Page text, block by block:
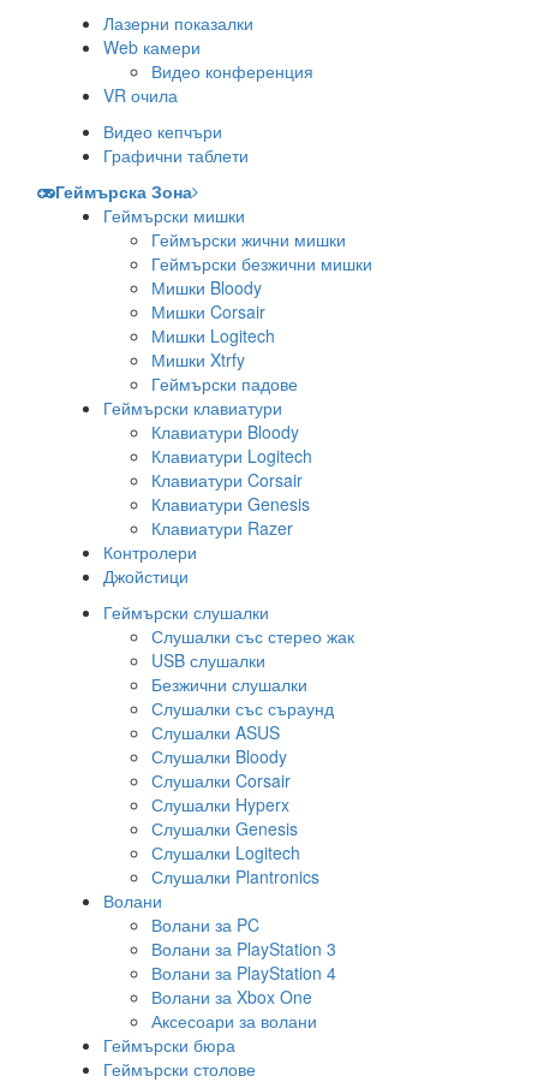
Лазерни показалки
Web камери
Видео конференция
VR очила
Видео кепчъри
Графични таблети
Геймърска Зона
Геймърски мишки
Геймърски жични мишки
Геймърски безжични мишки
Мишки Bloody
Мишки Corsair
Мишки Logitech
Мишки Xtrfy
Геймърски падове
Геймърски клавиатури
Клавиатури Bloody
Клавиатури Logitech
Клавиатури Corsair
Клавиатури Genesis
Клавиатури Razer
Контролери
Джойстици
Геймърски слушалки
Слушалки със стерео жак
USB слушалки
Безжични слушалки
Слушалки със съраунд
Слушалки ASUS
Слушалки Bloody
Слушалки Corsair
Слушалки Hyperx
Слушалки Genesis
Слушалки Logitech
Слушалки Plantronics
Волани
Волани за PC
Волани за PlayStation 3
Волани за PlayStation 4
Волани за Xbox One
Аксесоари за волани
Геймърски бюра
Геймърски столове